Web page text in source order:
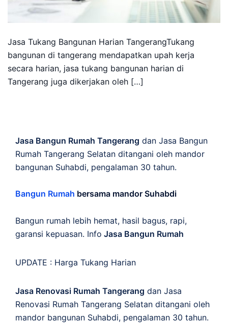
Jasa Tukang Bangunan Harian TangerangTukang
bangunan di tangerang mendapatkan upah kerja
secara harian, jasa tukang bangunan harian di
Tangerang juga dikerjakan oleh […]
Jasa Bangun Rumah Tangerang dan Jasa Bangun
Rumah Tangerang Selatan ditangani oleh mandor
bangunan Suhabdi, pengalaman 30 tahun.
Bangun Rumah bersama mandor Suhabdi
Bangun rumah lebih hemat, hasil bagus, rapi,
garansi kepuasan. Info Jasa Bangun Rumah
UPDATE : Harga Tukang Harian
Jasa Renovasi Rumah Tangerang dan Jasa
Renovasi Rumah Tangerang Selatan ditangani oleh
mandor bangunan Suhabdi, pengalaman 30 tahun.